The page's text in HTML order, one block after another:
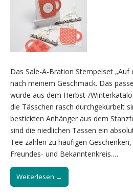
Das Sale-A-Bration Stempelset „Auf
nach meinem Geschmack. Das
wurde aus dem Herbst-/
die Tässchen rasch durchgekurbelt
bestickten Anhänger aus dem
sind die niedlichen Tassen ein
Tee zählen zu häufigen
Freundes- und Bekanntenkreis.…
Weiterlesen →